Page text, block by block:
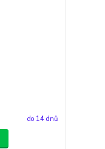
do 14 dnů